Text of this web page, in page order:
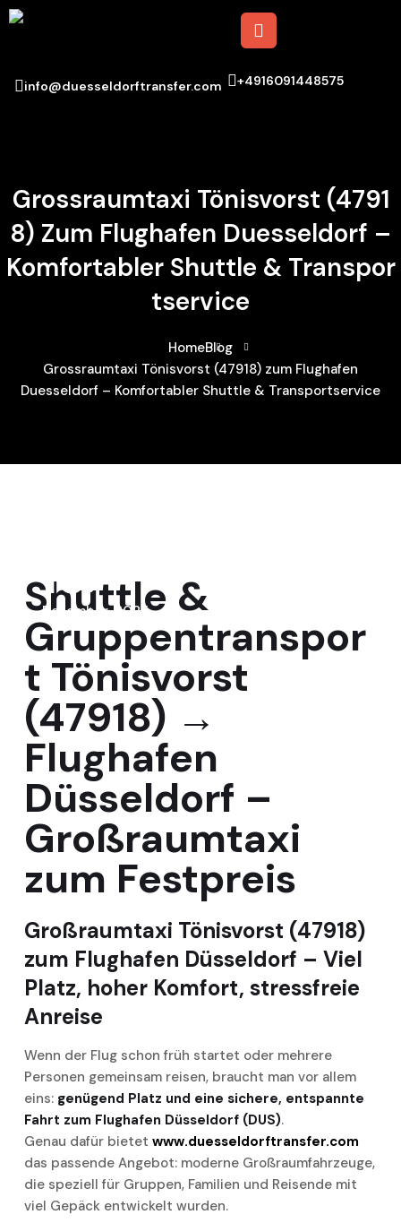
info@duesseldorftransfer.com +4916091448575
Grossraumtaxi Tönisvorst (4791
8) Zum Flughafen Duesseldorf –
Komfortabler Shuttle & Transpor
Tservice
HomeBlog
Grossraumtaxi Tönisvorst (47918) zum Flughafen
Duesseldorf – Komfortabler Shuttle & Transportservice
15
Dezember, 2025
Shuttle &
Gruppentranspor
t Tönisvorst
(47918) →
Flughafen
Düsseldorf –
Großraumtaxi
zum Festpreis
Großraumtaxi Tönisvorst (47918)
zum Flughafen Düsseldorf – Viel
Platz, hoher Komfort, stressfreie
Anreise
Wenn der Flug schon früh startet oder mehrere
Personen gemeinsam reisen, braucht man vor allem
eins: genügend Platz und eine sichere, entspannte
Fahrt zum Flughafen Düsseldorf (DUS).
Genau dafür bietet www.duesseldorftransfer.com
das passende Angebot: moderne Großraumfahrzeuge,
die speziell für Gruppen, Familien und Reisende mit
viel Gepäck entwickelt wurden.